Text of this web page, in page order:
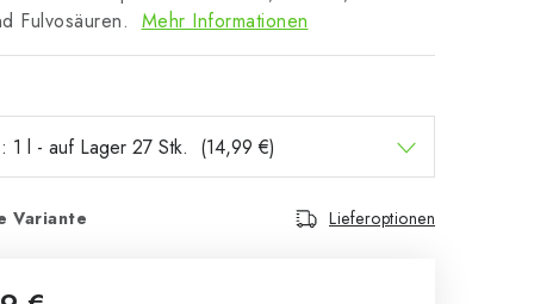
Fulvosäuren. Mehr Informationen
Variante Lieferoptionen